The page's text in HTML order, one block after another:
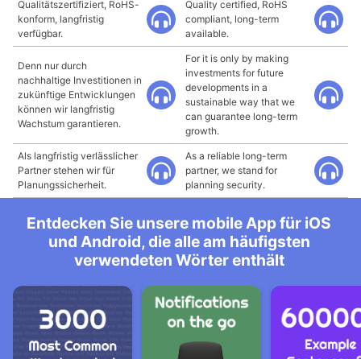
Qualitätszertifiziert, RoHS-
konform, langfristig
verfügbar.
Quality certified, RoHS
compliant, long-term
available.
Denn nur durch
nachhaltige Investitionen in
zukünftige Entwicklungen
können wir langfristig
Wachstum garantieren.
For it is only by making
investments for future
developments in a
sustainable way that we
can guarantee long-term
growth.
Als langfristig verlässlicher
Partner stehen wir für
Planungssicherheit.
As a reliable long-term
partner, we stand for
planning security.
Entdecken Sie unsere mobile App für iOS
und Android, die alle am häufigsten
verwendeten Wörter enthält